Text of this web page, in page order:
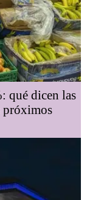
qué dicen las
próximos